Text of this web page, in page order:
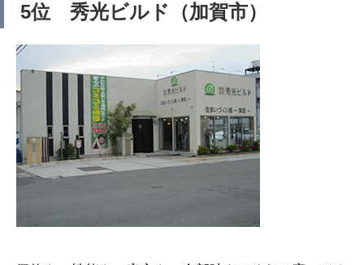
5位 秀光ビルド（加賀市）